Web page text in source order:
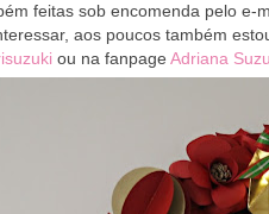
feitas sob encomenda pelo e-
aos poucos também
ou na fanpage Adriana